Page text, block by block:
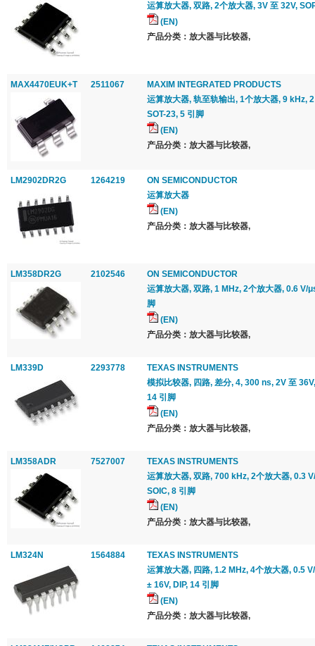
运算放大器, 双路, 2个放大器, 3V 至 32V,
(EN)
产品分类：放大器与比较器,
MAX4470EUK+T 2511067
MAXIM INTEGRATED PRODUCTS
运算放大器, 轨至轨输出, 1个放大器, 9 kHz,
SOT-23, 5 引脚
(EN)
产品分类：放大器与比较器,
LM2902DR2G 1264219
ON SEMICONDUCTOR
运算放大器
(EN)
产品分类：放大器与比较器,
LM358DR2G 2102546
ON SEMICONDUCTOR
运算放大器, 双路, 1 MHz, 2个放大器, 0.6 V/
脚
(EN)
产品分类：放大器与比较器,
LM339D 2293778
TEXAS INSTRUMENTS
模拟比较器, 四路, 差分, 4, 300 ns, 2V 至
14 引脚
(EN)
产品分类：放大器与比较器,
LM358ADR 7527007
TEXAS INSTRUMENTS
运算放大器, 双路, 700 kHz, 2个放大器, 0.3
SOIC, 8 引脚
(EN)
产品分类：放大器与比较器,
LM324N 1564884
TEXAS INSTRUMENTS
运算放大器, 四路, 1.2 MHz, 4个放大器, 0.5
± 16V, DIP, 14 引脚
(EN)
产品分类：放大器与比较器,